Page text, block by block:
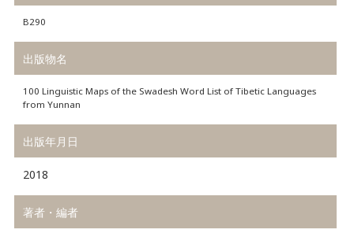
B290
出版物名
100 Linguistic Maps of the Swadesh Word List of Tibetic Languages
from Yunnan
出版年月日
2018
著者・編者